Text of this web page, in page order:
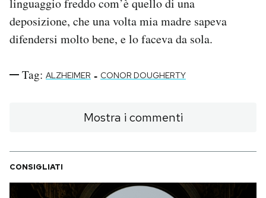
linguaggio freddo com’è quello di una
deposizione, che una volta mia madre sapeva
difendersi molto bene, e lo faceva da sola.
Tag: ALZHEIMER - CONOR DOUGHERTY
Mostra i commenti
CONSIGLIATI